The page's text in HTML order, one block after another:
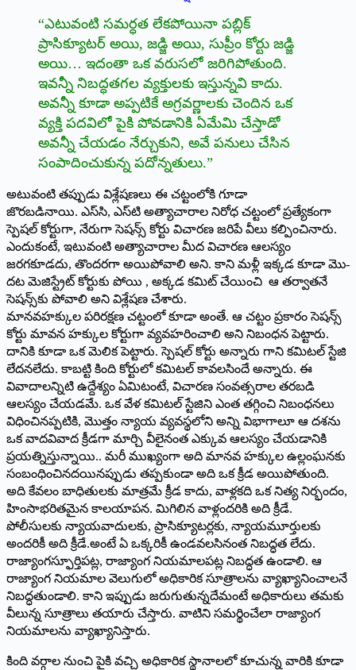
“ఎటువంటి సమర్ధత లేకపోయినా పబ్లిక్‌
ప్రాసిక్యూటర్‌ అయి, జడ్జి అయి, సుప్రీం కోర్టు జడ్జి
అయి… ఇదంతా ఒక వరుసలో జరిగిపోతుంది.
ఇవన్నీ నిబద్ధతగల వ్యక్తులకు ఇస్తున్నవి కాదు.
అవన్నీ కూడా అప్పటికే అగ్రవర్ణాలకు చెందిన ఒక
వ్యక్తి పదవిలో పైకి పోవడానికి ఏమేమి చేస్తాడో
అవన్నీ చేయడం నేర్చుకుని, అవే పనులు చేసిన
సంపాదించుకున్న పదోన్నతులు.”
అటువంటి తప్పుడు విశ్లేషణలు ఈ చట్టంలోకి గూడా
జొరబడినాయి. ఎస్‌సి, ఎస్‌టి అత్యాచారాల నిరోధ చట్టంలో ప్రత్యేకంగా
స్పెషల్‌ కోర్టుగా, నేరుగా సెషన్స్‌ కోర్టు విచారణ జరిపే వీలు కల్పించినారు.
ఎందుకంటే, ఇటువంటి అత్యాచారాల మీద విచారణ ఆలస్యం
జరగకూడదు, తొందరగా అయిపోవాలి అని. కాని మళ్లీ ఇక్కడ కూడా మొ­
దట మెజిస్ట్రేట్‌ కోర్టుకు పోయి ­, అక్కడ కమిట్‌ చేయించి ఆ తర్వాతనే
సెషన్స్‌కు పోవాలి అని విశ్లేషణ చేశారు.
మానవహక్కుల పరిరక్షణ చట్టంలో కూడా అంతే. ఆ చట్టం ప్రకారం సెషన్స్‌
కోర్టు మావన హక్కుల కోర్టుగా వ్యవహరించాలి అని నిబంధన పెట్టారు.
దానికి కూడా ఒక మెలిక పెట్టారు. స్పెషల్‌ కోర్టు అన్నారు గాని కమిటల్‌ స్టేజి
లేదనలేదు. కాబట్టి కింది కోర్టులో కమిటల్‌ కావలసిందే అన్నారు. ఈ
వివాదాలన్నిటి ఉద్దేశ్యం ఏమిటంటే, విచారణ సంవత్సరాల తరబడి
ఆలస్యం చేయడమే. ఒక వేళ కమిటల్‌ స్టేజిని ఎంత తగ్గించి నిబంధనలు
విధించినప్పటికి, మొత్తం న్యాయ వ్యవస్థలోని అన్ని విభాగాలూ ఆ దశను
ఒక వాదవివాద క్రీడగా మార్చి వీలైనంత ఎక్కువ ఆలస్యం చేయడానికి
ప్రయత్నిస్తున్నాయి.­. మరీ ముఖ్యంగా అది మానవ హక్కుల ఉల్లంఘనకు
సంబంధించినదయి­నప్పుడు తప్పకుండా అది ఒక క్రీడ అయి­పోతుంది.
అది కేవలం బాధితులకు మాత్రమే క్రీడ కాదు, వాళ్లకది ఒక నిత్య నిర్భందం,
హింసాభరితమైన కాలయాపన. మిగిలిన వాళ్లందరికి అది క్రీడే.
పోలీసులకు న్యాయవాదులకు, ప్రాసిక్యూటర్లకు, న్యాయమూర్తులకు
అందరికీ అది క్రీడే.అంటే ఏ ఒక్కరికీ ఉండవలసినంత నిబద్ధత లేదు.
రాజ్యాంగస్ఫూర్తిపట్ల, రాజ్యాంగ నియమాలపట్ల నిబద్ధత ఉండాలి. ఆ
రాజ్యాంగ నియమాల వెలుగులో అధికారిక సూత్రాలను వ్యాఖ్యానించాలనే
నిబద్ధతుండాలి. కాని ఇప్పుడు జరుగుతున్నదేమంటే అధికారులు తమకు
వీలున్న సూత్రాలు తయారు చేస్తారు. వాటిని సమర్థించేలా రాజ్యాంగ
నియమాలను వ్యాఖ్యానిస్తారు.
కింది వర్గాల నుంచి పైకి వచ్చి అధికారిక స్థానాలలో కూచున్న వారికి కూడా